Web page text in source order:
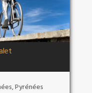
,Pyrénées